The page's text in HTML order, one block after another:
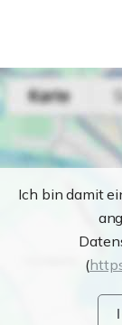
Ich bin damit
(